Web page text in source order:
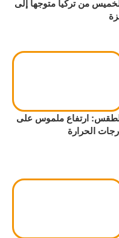
من تركيا متوجها إلى
ارتفاع ملموس على
الحرارة